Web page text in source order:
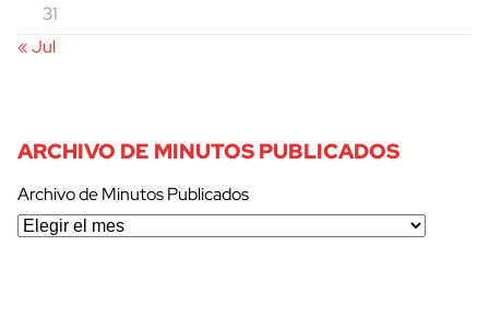
31
« Jul
ARCHIVO DE MINUTOS PUBLICADOS
Archivo de Minutos Publicados